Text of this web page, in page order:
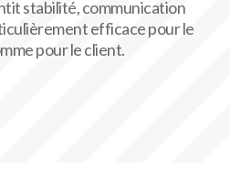
stabilité, communication
efficace pour le
pour le client.